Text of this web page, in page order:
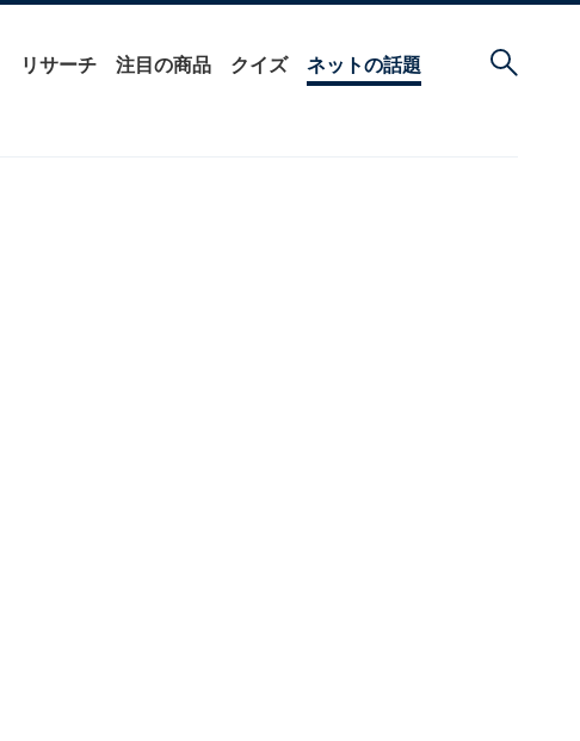
リサーチ 注目の商品 クイズ ネットの話題